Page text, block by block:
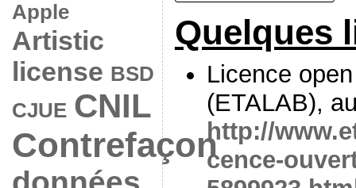
Apple
Artistic
license BSD
CJUE CNIL
Contrefaçon
Quelques
Licence
(ETALAB),
http://
cence-